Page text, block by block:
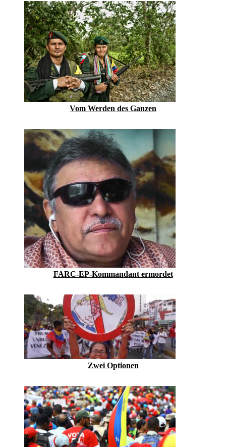
Vom Werden des Ganzen
FARC-EP-Kommandant ermordet
Zwei Optionen